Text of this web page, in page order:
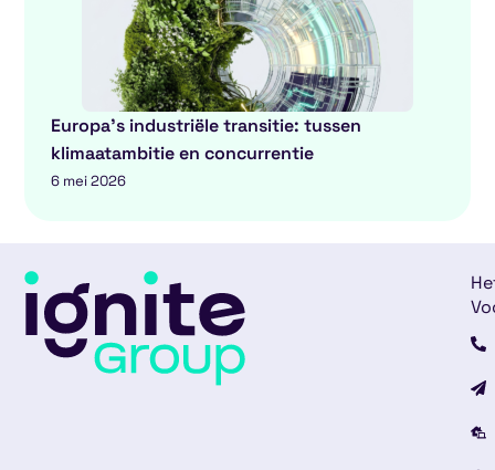
Europa’s industriële transitie: tussen
klimaatambitie en concurrentie
6 mei 2026